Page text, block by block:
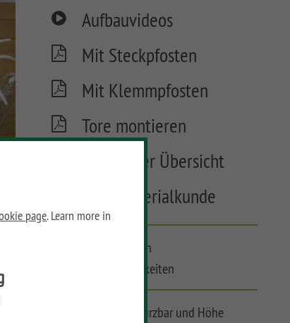
page. Learn more in
Aufbauvideos
Mit Steckpfosten
Mit Klemmpfosten
Tore montieren
Tore in der Übersicht
WPC Materialkunde
Modulzaun mit vielen
Gestaltungsmöglichkeiten
Zaunelemente frei kürzbar und Höhe